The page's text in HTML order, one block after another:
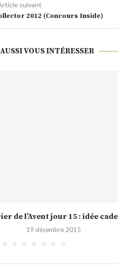
suivant
2012 (Concours Inside)
VOUS INTÉRESSER
jour 15 : idée cadeau,...
décembre 2015